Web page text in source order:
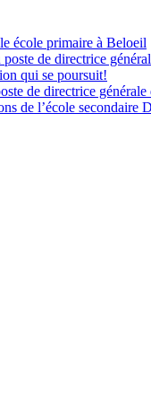
école primaire à Beloeil
de directrice
qui se poursuit!
de directrice générale
de l’école secondaire